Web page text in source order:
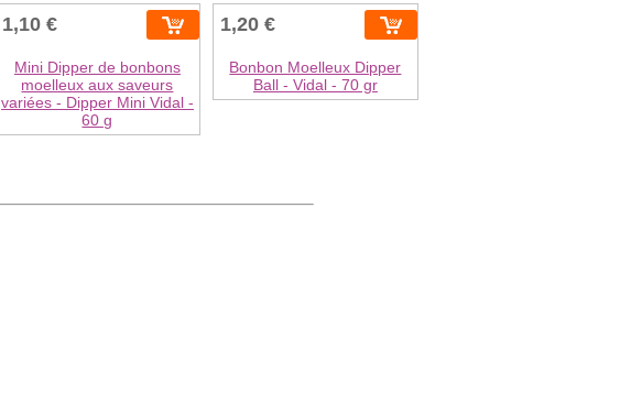
1,10 €
Mini Dipper de bonbons
moelleux aux saveurs
variées - Dipper Mini Vidal -
60 g
1,20 €
Bonbon Moelleux Dipper
Ball - Vidal - 70 gr